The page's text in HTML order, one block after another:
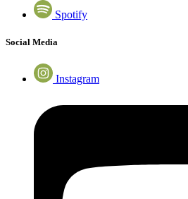
Spotify
Social Media
Instagram